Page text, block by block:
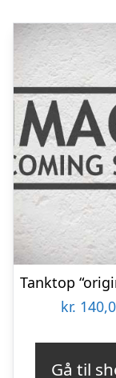
kr.
Gå til